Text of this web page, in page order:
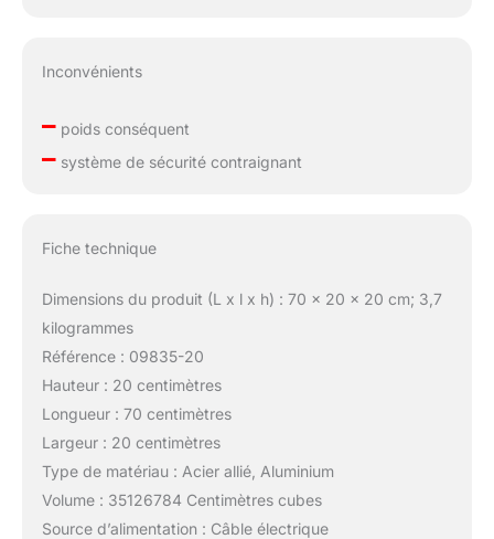
Inconvénients
–poids conséquent
–système de sécurité contraignant
Fiche technique
Dimensions du produit (L x l x h) : 70 x 20 x 20 cm; 3,7
kilogrammes
Référence : 09835-20
Hauteur : 20 centimètres
Longueur : 70 centimètres
Largeur : 20 centimètres
Type de matériau : Acier allié, Aluminium
Volume : 35126784 Centimètres cubes
Source d’alimentation : Câble électrique